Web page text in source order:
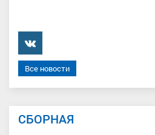
���������
Все новости
СБОРНАЯ